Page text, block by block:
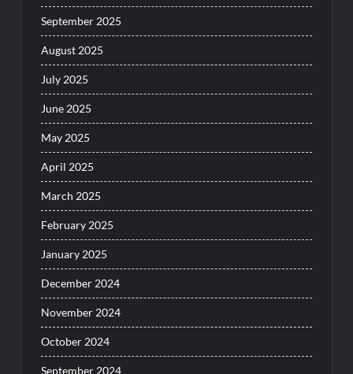
September 2025
August 2025
July 2025
June 2025
May 2025
April 2025
March 2025
February 2025
January 2025
December 2024
November 2024
October 2024
September 2024